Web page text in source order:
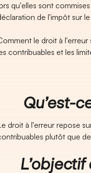
qu'elles sont
de l'impôt sur
le droit à
contribuables et les
Qu’est-ce
droit à l'erreur repose
plutôt que
L’objectif